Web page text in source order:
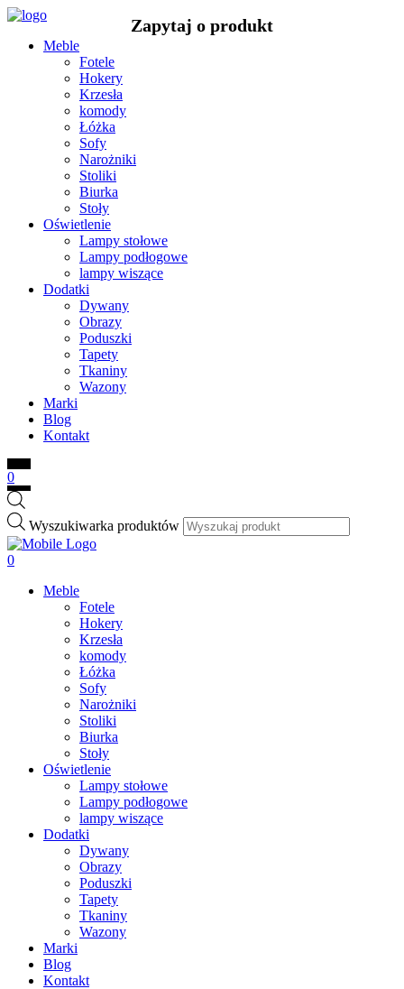
Meble
Fotele
Hokery
Krzesła
komody
Łóżka
Sofy
Narożniki
Stoliki
Biurka
Stoły
Oświetlenie
Lampy stołowe
Lampy podłogowe
lampy wiszące
Dodatki
Dywany
Obrazy
Poduszki
Tapety
Tkaniny
Wazony
Marki
Blog
Kontakt
0
Wyszukiwarka produktów
0
Meble
Fotele
Hokery
Krzesła
komody
Łóżka
Sofy
Narożniki
Stoliki
Biurka
Stoły
Oświetlenie
Lampy stołowe
Lampy podłogowe
lampy wiszące
Dodatki
Dywany
Obrazy
Poduszki
Tapety
Tkaniny
Wazony
Marki
Blog
Kontakt